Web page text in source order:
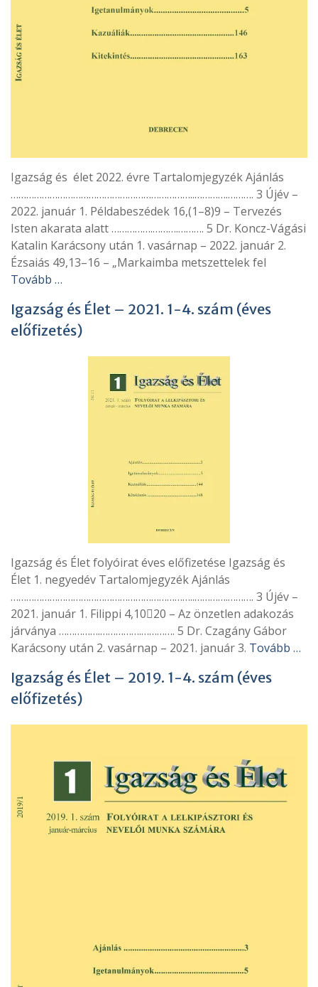
Igazság és élet 2022. évre Tartalomjegyzék Ajánlás
……………………………………………………………..………….………. 3 Újév –
2022. január 1. Példabeszédek 16,(1–8)9 – Tervezés
Isten akarata alatt …………….……….………. 5 Dr. Koncz-Vágási
Katalin Karácsony után 1. vasárnap – 2022. január 2.
Ézsaiás 49,13–16 – „Markaimba metszettelek fel
Tovább …
Igazság és Élet – 2021. 1-4. szám (éves
előfizetés)
Igazság és Élet folyóirat éves előfizetése Igazság és
Élet 1. negyedév Tartalomjegyzék Ajánlás
……………………………………………………………..………….………. 3 Újév –
2021. január 1. Filippi 4,1020 – Az önzetlen adakozás
járványa …………….…………….…………. 5 Dr. Czagány Gábor
Karácsony után 2. vasárnap – 2021. január 3. Tovább …
Igazság és Élet – 2019. 1-4. szám (éves
előfizetés)